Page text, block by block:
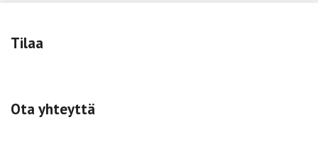
Tilaa
Ota yhteyttä